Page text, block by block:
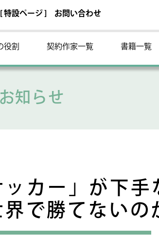
特設ページ ] お問い合わせ
役割 契約作家一覧 書籍一覧
お知らせ
ッカー」が下
で勝てないの